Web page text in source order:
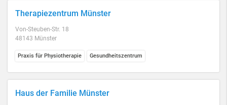
Therapiezentrum Münster
Von-Steuben-Str. 18
48143 Münster
Praxis für Physiotherapie Gesundheitszentrum
Haus der Familie Münster